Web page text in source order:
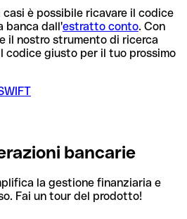
è possibile ricavare il codice
banca dall'estratto conto. Con
il nostro strumento di ricerca
codice giusto per il tuo prossimo
bancarie
la gestione finanziaria e
Fai un tour del prodotto!